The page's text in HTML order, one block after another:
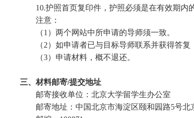
10.护照首页复印件，护照必须是在有效期内
注意 ：
（1） 两个网站中所申请的导师须一致。
（2） 如申请者已与目标导师联系并获得答
（3） 申请材料，概不退还。
三、 材料邮寄/提交地址
邮寄接收单位：北京大学留学生办公室
邮寄地址：中国北京市海淀区颐和园路5号北